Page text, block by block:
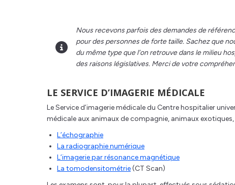
Nous recevons parfois des demandes de
pour des personnes de forte taille. Sachez que
du même type que l’on retrouve dans le milieu
des raisons législatives. Merci de votre
LE SERVICE D’IMAGERIE MÉDICALE
Le Service d’imagerie médicale du Centre hospitalier
médicale aux animaux de compagnie, animaux
L’échographie
La radiographie numérique
L’imagerie par résonance magnétique
La tomodensitométrie(CT Scan)